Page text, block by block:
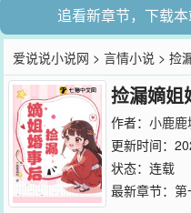
追看新章节，下载
爱说说小说网 >言情小说 > 捡
捡漏嫡姐
作者： 小鹿鹿
更新时间：
状态：连载
最新章节： 第